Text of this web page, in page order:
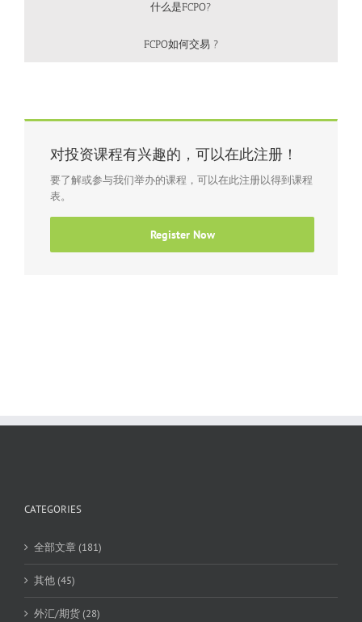
什么是FCPO?
FCPO如何交易 ?
对投资课程有兴趣的，可以在此注册！
要了解或参与我们举办的课程，可以在此注册以得到课程
表。
Register Now
CATEGORIES
全部文章 (181)
其他 (45)
外汇/期货 (28)